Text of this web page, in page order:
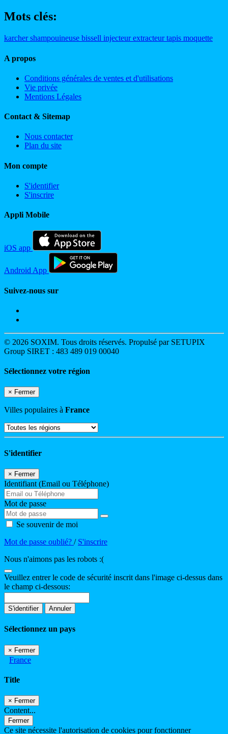
Mots clés:
karchershampouineuse bissell injecteurextracteurtapis moquette
A propos
Conditions générales de ventes et d'utilisations
Vie privée
Mentions Légales
Contact & Sitemap
Nous contacter
Plan du site
Mon compte
S'identifier
S'inscrire
Appli Mobile
iOS app
Android App
Suivez-nous sur
© 2026 SOXIM. Tous droits réservés. Propulsé par SETUPIX
Group SIRET : 483 489 019 00040
Sélectionnez votre région
× Fermer
Villes populaires à France
S'identifier
× Fermer
Identifiant (Email ou Téléphone)
Mot de passe
Se souvenir de moi
Mot de passe oublié? / S'inscrire
Nous n'aimons pas les robots :(
Veuillez entrer le code de sécurité inscrit dans l'image ci-dessus dans
le champ ci-dessous:
S'identifier Annuler
Sélectionnez un pays
× Fermer
France
Title
× Fermer
Content...
Fermer
Ce site nécessite l'autorisation de cookies pour fonctionner